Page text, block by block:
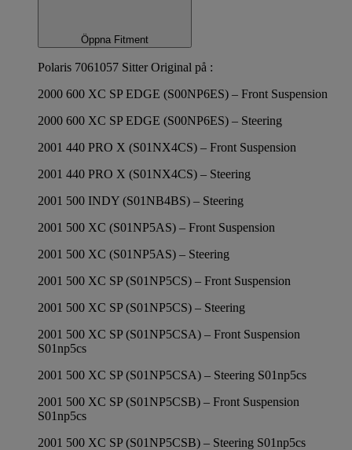
Öppna Fitment
Polaris 7061057 Sitter Original på :
2000 600 XC SP EDGE (S00NP6ES) – Front Suspension
2000 600 XC SP EDGE (S00NP6ES) – Steering
2001 440 PRO X (S01NX4CS) – Front Suspension
2001 440 PRO X (S01NX4CS) – Steering
2001 500 INDY (S01NB4BS) – Steering
2001 500 XC (S01NP5AS) – Front Suspension
2001 500 XC (S01NP5AS) – Steering
2001 500 XC SP (S01NP5CS) – Front Suspension
2001 500 XC SP (S01NP5CS) – Steering
2001 500 XC SP (S01NP5CSA) – Front Suspension
S01np5cs
2001 500 XC SP (S01NP5CSA) – Steering S01np5cs
2001 500 XC SP (S01NP5CSB) – Front Suspension
S01np5cs
2001 500 XC SP (S01NP5CSB) – Steering S01np5cs